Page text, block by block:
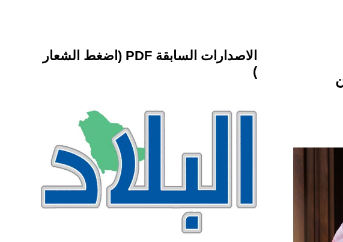
الاصدارات السابقة PDF (اضغط الشعار
)